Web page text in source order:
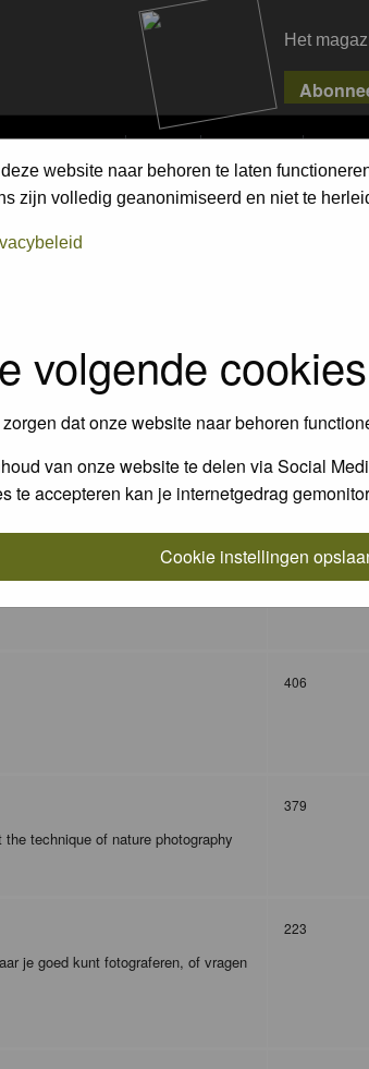
Het
PIXPAS MAGAZINE
website naar behoren te laten
zijn volledig geanonimiseerd en niet te
volgende
dat onze website naar behoren
van onze website te delen via Social
te accepteren kan je internetgedrag
Cookie instellingen
Topics
te voldoen en de gedragscode
327
406
technique of nature photography
379
je goed kunt fotograferen, of vragen
223